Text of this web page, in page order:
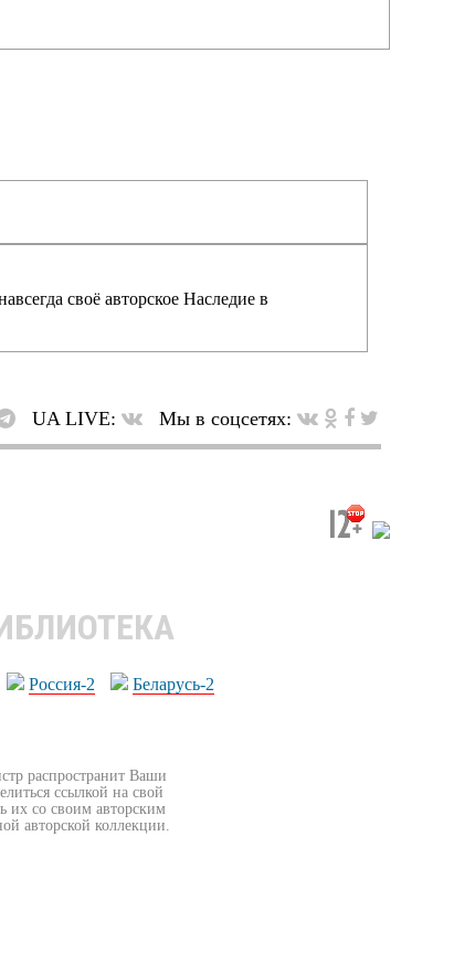
своё авторское Наследие в
UA LIVE: Мы в соцсетях:
Россия-2
Беларусь-2
распространит Ваши
ссылкой на свой
их со своим авторским
авторской коллекции.